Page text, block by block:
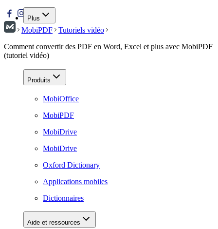
Plus
MobiPDF
Tutoriels vidéo
Comment convertir des PDF en Word, Excel et plus avec MobiPDF
(tutoriel vidéo)
Produits
MobiOffice
MobiPDF
MobiDrive
MobiDrive
Oxford Dictionary
Applications mobiles
Dictionnaires
Aide et ressources